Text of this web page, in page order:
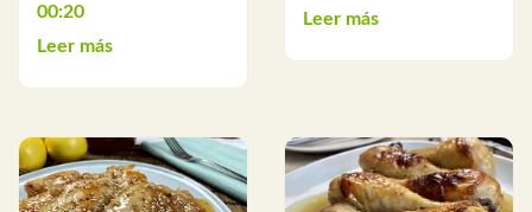
00:20
Leer más
Leer más